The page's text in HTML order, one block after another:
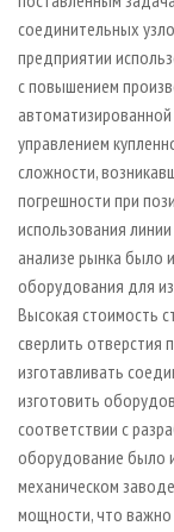
соединительных
предприятии
с повышением
управлением
сложности,
погрешности при
использования
анализе рынка было
оборудования для
Высокая стоимость
сверлить отверстия
изготавливать
изготовить
соответствии с
оборудование было
механическом
мощности, что важно